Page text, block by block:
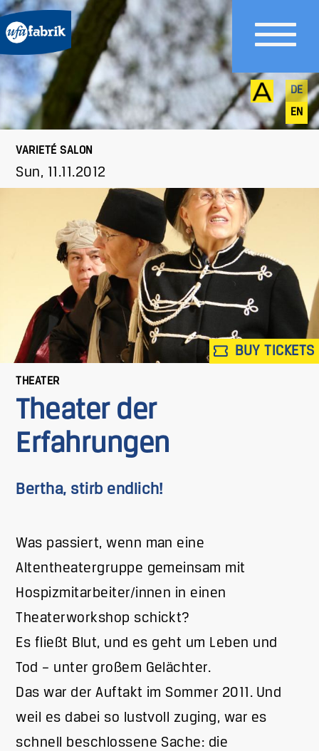
DE
EN
VARIETÉ SALON
Sun, 11.11.2012
BUY TICKETS
THEATER
Theater der
Erfahrungen
Bertha, stirb endlich!
Was passiert, wenn man eine
Altentheatergruppe gemeinsam mit
Hospizmitarbeiter/innen in einen
Theaterworkshop schickt?
Es fließt Blut, und es geht um Leben und
Tod – unter großem Gelächter.
Das war der Auftakt im Sommer 2011. Und
weil es dabei so lustvoll zuging, war es
schnell beschlossene Sache: die